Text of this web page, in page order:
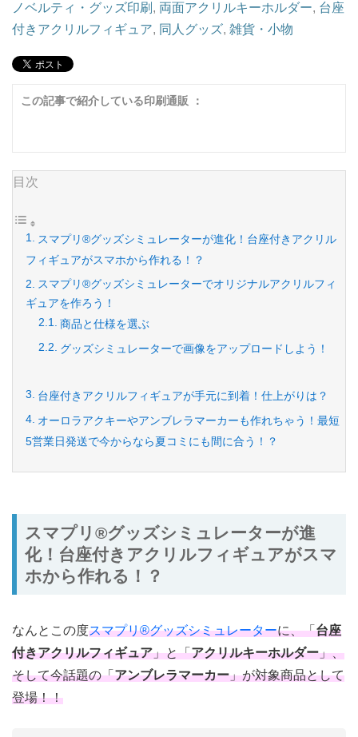
ノベルティ・グッズ印刷 , 両面アクリルキーホルダー, 台座
付きアクリルフィギュア, 同人グッズ, 雑貨・小物
この記事で紹介している印刷通販 ：
目次
スマプリ®️グッズシミュレーターが進化！台座付きアクリル
フィギュアがスマホから作れる！？
スマプリ®️グッズシミュレーターでオリジナルアクリルフィ
ギュアを作ろう！
商品と仕様を選ぶ
グッズシミュレーターで画像をアップロードしよう！
台座付きアクリルフィギュアが手元に到着！仕上がりは？
オーロラアクキーやアンブレラマーカーも作れちゃう！最短
5営業日発送で今からなら夏コミにも間に合う！？
スマプリ®️グッズシミュレーターが進
化！台座付きアクリルフィギュアがスマ
ホから作れる！？
なんとこの度スマプリ®グッズシミュレーターに、「台座
付きアクリルフィギュア」と「アクリルキーホルダー」、
そして今話題の「アンブレラマーカー」が対象商品として
登場！！